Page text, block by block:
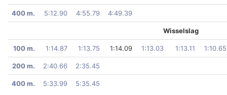
400 m. 5:12.90 4:55.79 4:49.39
Wisselslag
100 m. 1:14.87 1:13.75 1:14.09 1:13.03 1:13.11 1:10.65
200 m. 2:40.66 2:35.45
400 m. 5:33.99 5:35.45